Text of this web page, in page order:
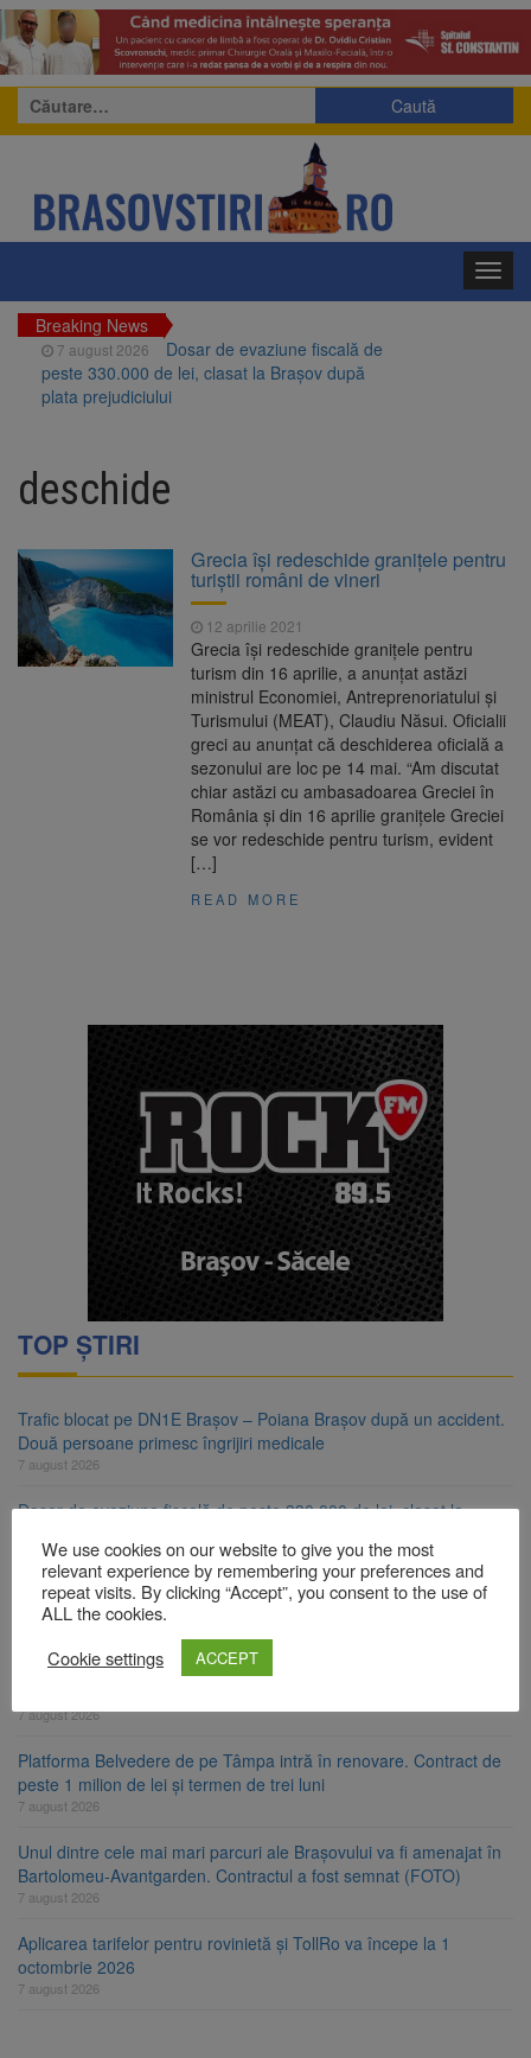
Caută
după:
Breaking News
7 august 2026
Dosar de evaziune fiscală de
peste 330.000 de lei, clasat la Brașov după
plata prejudiciului
sistarea plăților către Brai-Cata și Comprest.
Motivul: platforme de gunoi neigienizate
Piața Star din Brașov au fost demolate
7 august 2026
Platforma Belvedere de pe
Tâmpa intră în renovare. Contract de peste 1
milion de lei și termen de trei luni
Unul dintre cele mai mari
parcuri ale Brașovului va fi amenajat în
Bartolomeu-Avantgarden. Contractul a fost
Trafic blocat pe DN1E Brașov
– Poiana Brașov după un accident. Două
persoane primesc îngrijiri medicale
deschide
Grecia îşi redeschide graniţele pentru
turiştii români de vineri
12 aprilie 2021
Grecia îşi redeschide graniţele pentru
turism din 16 aprilie, a anunţat astăzi
ministrul Economiei, Antreprenoriatului şi
Turismului (MEAT), Claudiu Năsui. Oficialii
greci au anunțat că deschiderea oficială a
sezonului are loc pe 14 mai. “Am discutat
chiar astăzi cu ambasadoarea Greciei în
România şi din 16 aprilie graniţele Greciei
se vor redeschide pentru turism, evident
[…]
READ MORE
TOP ȘTIRI
Trafic blocat pe DN1E Brașov – Poiana Brașov după un accident.
Două persoane primesc îngrijiri medicale
7 august 2026
Dosar de evaziune fiscală de peste 330.000 de lei, clasat la
7 august 2026
Primăria Brașov amenință cu sistarea plăților către Brai-Cata și
Comprest. Motivul: platforme de gunoi neigienizate
7 august 2026
Platforma Belvedere de pe Tâmpa intră în renovare. Contract de
peste 1 milion de lei și termen de trei luni
7 august 2026
Unul dintre cele mai mari parcuri ale Brașovului va fi amenajat în
Bartolomeu-Avantgarden. Contractul a fost semnat (FOTO)
7 august 2026
Aplicarea tarifelor pentru rovinietă și TollRo va începe la 1
octombrie 2026
7 august 2026
We use cookies on our website to give you the most
relevant experience by remembering your preferences and
repeat visits. By clicking “Accept”, you consent to the use of
ALL the cookies.
Cookie settings
ACCEPT